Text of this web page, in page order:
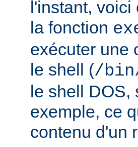
l'instant, voici
la fonction
exécuter une
le shell (/
le shell DOS,
exemple, ce
contenu d'un